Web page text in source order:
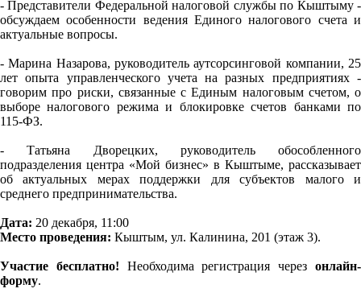
- Представители Федеральной налоговой службы по Кыштыму -
обсуждаем особенности ведения Единого налогового счета и
актуальные вопросы.
- Марина Назарова, руководитель аутсорсинговой компании, 25
лет опыта управленческого учета на разных предприятиях -
говорим про риски, связанные с Единым налоговым счетом, о
выборе налогового режима и блокировке счетов банками по
115-ФЗ.
- Татьяна Дворецких, руководитель обособленного
подразделения центра «Мой бизнес» в Кыштыме, рассказывает
об актуальных мерах поддержки для субъектов малого и
среднего предпринимательства.
Дата: 20 декабря, 11:00
Место проведения: Кыштым, ул. Калинина, 201 (этаж 3).
Участие бесплатно! Необходима регистрация черезонлайн-
форму.